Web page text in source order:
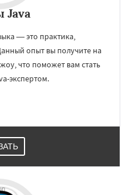
Java
— это практика,
опыт вы получите на
что поможет вам стать
экспертом.